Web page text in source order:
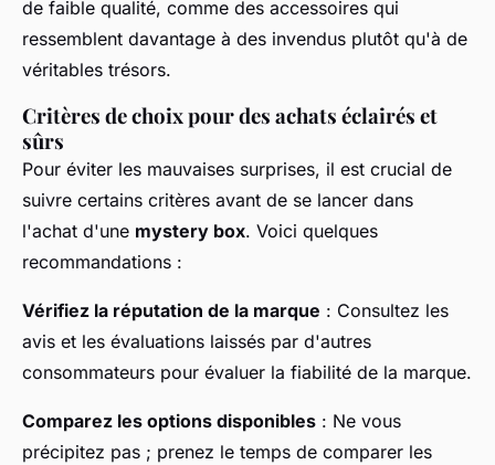
de faible qualité, comme des accessoires qui
ressemblent davantage à des invendus plutôt qu'à de
véritables trésors.
Critères de choix pour des achats éclairés et
sûrs
Pour éviter les mauvaises surprises, il est crucial de
suivre certains critères avant de se lancer dans
l'achat d'une mystery box. Voici quelques
recommandations :
Vérifiez la réputation de la marque : Consultez les
avis et les évaluations laissés par d'autres
consommateurs pour évaluer la fiabilité de la marque.
Comparez les options disponibles : Ne vous
précipitez pas ; prenez le temps de comparer les